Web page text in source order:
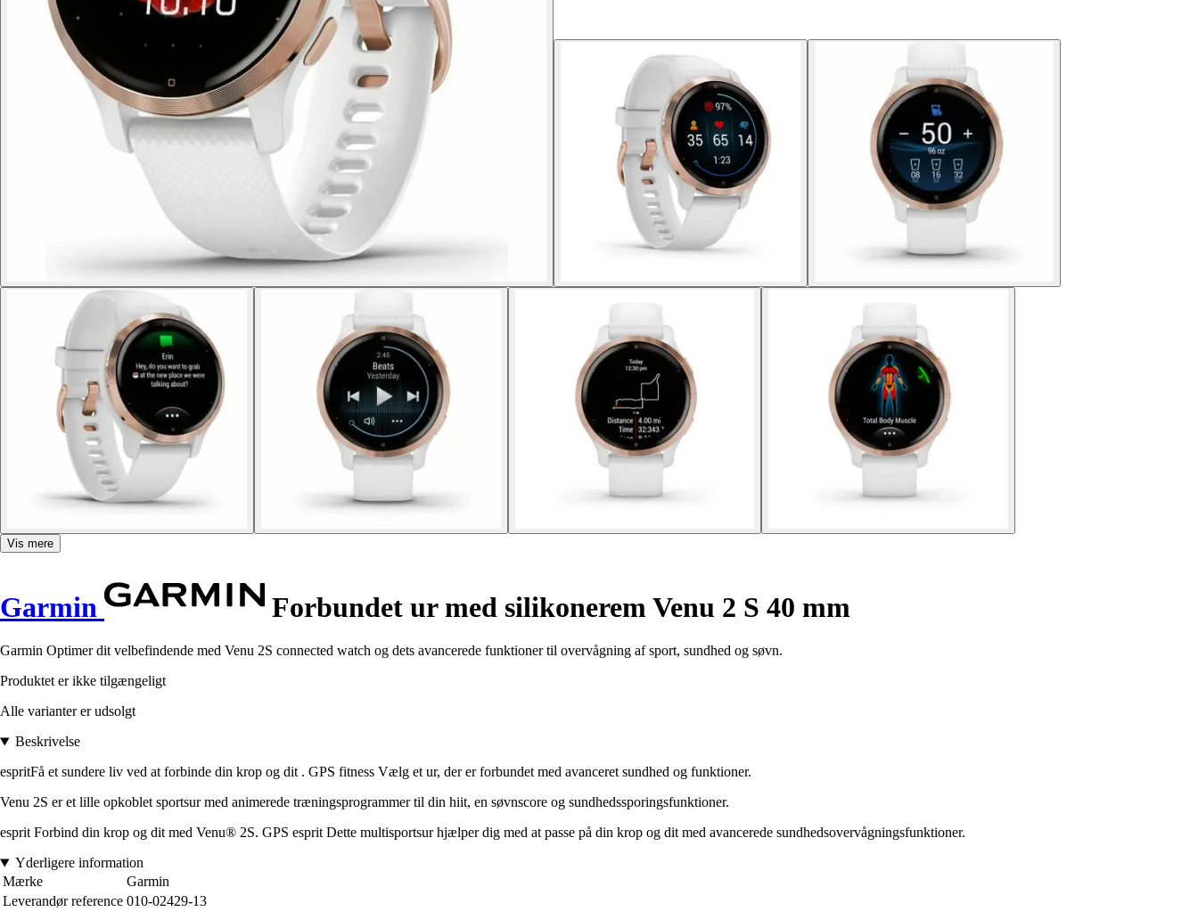
Vis mere
Garmin Forbundet ur med silikonerem Venu 2 S 40 mm
Garmin Optimer dit velbefindende med Venu 2S connected watch og dets avancerede funktioner til overvågning af sport, sundhed og søvn.
Produktet er ikke tilgængeligt
Alle varianter er udsolgt
Beskrivelse
espritFå et sundere liv ved at forbinde din krop og dit . GPS fitness Vælg et ur, der er forbundet med avanceret sundhed og funktioner.
Venu 2S er et lille opkoblet sportsur med animerede træningsprogrammer til din hiit, en søvnscore og sundhedssporingsfunktioner.
esprit Forbind din krop og dit med Venu® 2S. GPS esprit Dette multisportsur hjælper dig med at passe på din krop og dit med avancerede sundhedsovervågningsfunktioner.
Yderligere information
Mærke
Garmin
Leverandør reference 010-02429-13